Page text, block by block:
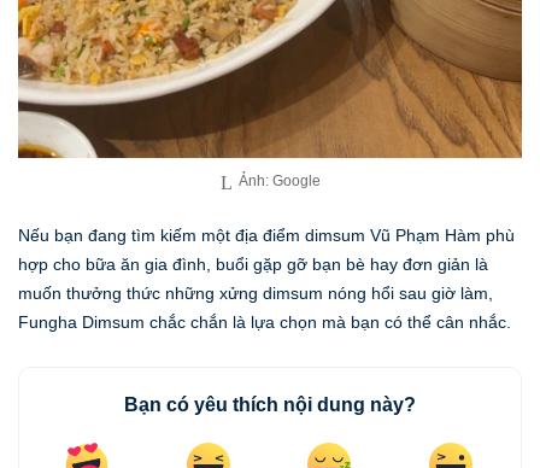
Ảnh: Google
Nếu bạn đang tìm kiếm một địa điểm dimsum Vũ Phạm Hàm phù
hợp cho bữa ăn gia đình, buổi gặp gỡ bạn bè hay đơn giản là
muốn thưởng thức những xửng dimsum nóng hổi sau giờ làm,
Fungha Dimsum chắc chắn là lựa chọn mà bạn có thể cân nhắc.
Bạn có yêu thích nội dung này?